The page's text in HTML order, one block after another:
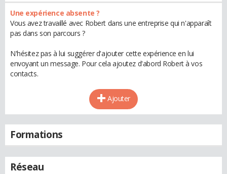
Une expérience absente ?
Vous avez travaillé avec Robert dans une entreprise qui n'apparaît
pas dans son parcours ?
N'hésitez pas à lui suggérer d'ajouter cette expérience en lui
envoyant un message. Pour cela ajoutez d'abord Robert à vos
contacts.
Ajouter
Formations
Réseau